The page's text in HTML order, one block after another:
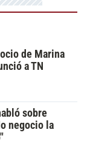
de Marina
a TN
sobre
negocio la